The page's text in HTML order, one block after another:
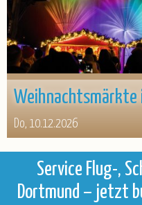
Weihnachtsmärkte
Do, 10.12.2026
Service Flug-,
Dortmund – jetzt